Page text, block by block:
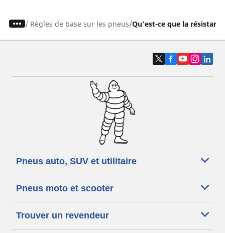
/ Règles de base sur les pneus Qu’est-ce que la
Pneus auto, SUV et utilitaire
Pneus moto et scooter
Trouver un revendeur